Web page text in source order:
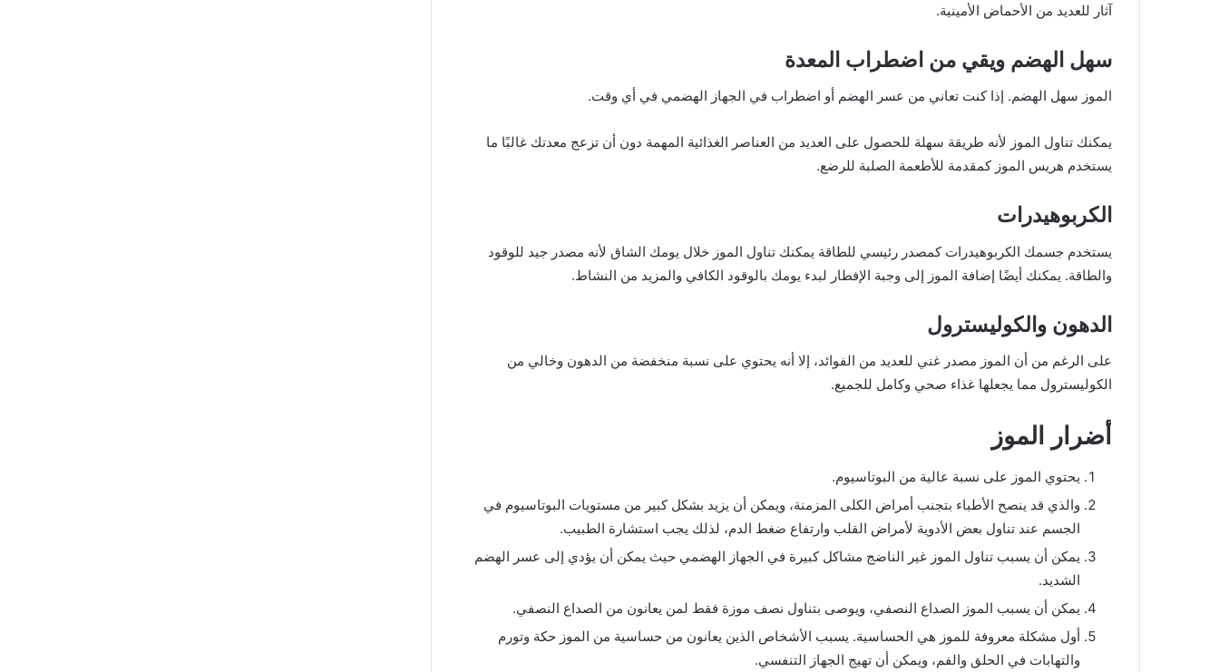
آثار للعديد من الأحماض الأمينية.
سهل الهضم ويقي من اضطراب المعدة
الموز سهل الهضم. إذا كنت تعاني من عسر الهضم أو اضطراب في الجهاز الهضمي في أي وقت.
يمكنك تناول الموز لأنه طريقة سهلة للحصول على العديد من العناصر الغذائية المهمة دون أن تزعج معدتك غالبًا ما
يستخدم هريس الموز كمقدمة للأطعمة الصلبة للرضع.
الكربوهيدرات
يستخدم جسمك الكربوهيدرات كمصدر رئيسي للطاقة يمكنك تناول الموز خلال يومك الشاق لأنه مصدر جيد للوقود
والطاقة. يمكنك أيضًا إضافة الموز إلى وجبة الإفطار لبدء يومك بالوقود الكافي والمزيد من النشاط.
الدهون والكوليسترول
على الرغم من أن الموز مصدر غني للعديد من الفوائد، إلا أنه يحتوي على نسبة منخفضة من الدهون وخالي من
الكوليسترول مما يجعلها غذاء صحي وكامل للجميع.
أضرار الموز
يحتوي الموز على نسبة عالية من البوتاسيوم.
والذي قد ينصح الأطباء بتجنب أمراض الكلى المزمنة، ويمكن أن يزيد بشكل كبير من مستويات البوتاسيوم في
الجسم عند تناول بعض الأدوية لأمراض القلب وارتفاع ضغط الدم، لذلك يجب استشارة الطبيب.
يمكن أن يسبب تناول الموز غير الناضج مشاكل كبيرة في الجهاز الهضمي حيث يمكن أن يؤدي إلى عسر الهضم
الشديد.
يمكن أن يسبب الموز الصداع النصفي، ويوصى بتناول نصف موزة فقط لمن يعانون من الصداع النصفي.
أول مشكلة معروفة للموز هي الحساسية. يسبب الأشخاص الذين يعانون من حساسية من الموز حكة وتورم
والتهابات في الحلق والفم، ويمكن أن تهيج الجهاز التنفسي.